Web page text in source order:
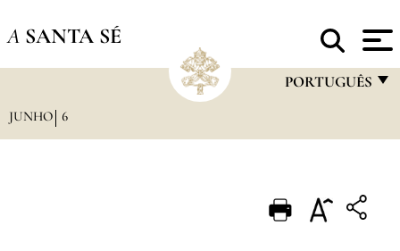
A SANTA SÉ
PORTUGUÊS
PORTUGUÊS
JUNHO 6